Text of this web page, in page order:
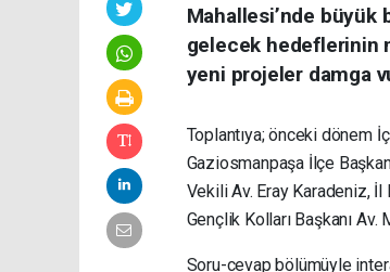
Mahallesi’nde büyük
gelecek hedeflerinin
yeni projeler damga
Toplantıya; önceki dönem
Gaziosmanpaşa İlçe
Vekili Av. Eray Karadeniz, İl
Gençlik Kolları Başkanı
Soru-cevap bölümüyle